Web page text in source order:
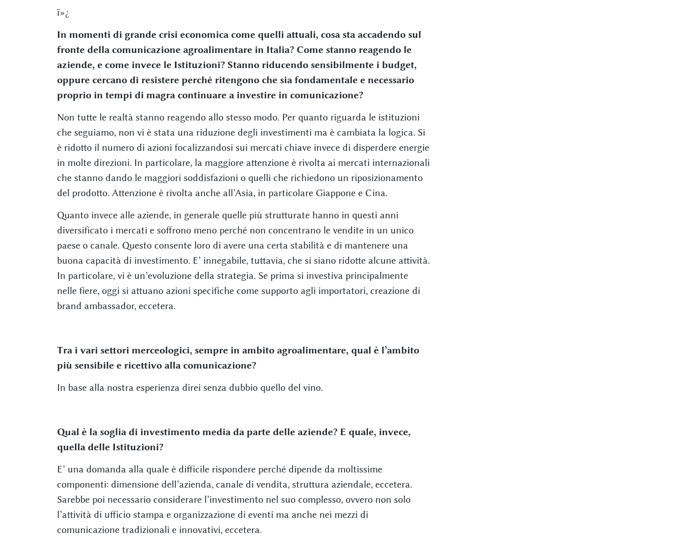
ï»¿
In momenti di grande crisi economica come quelli attuali, cosa sta accadendo sul
fronte della comunicazione agroalimentare in Italia? Come stanno reagendo le
aziende, e come invece le Istituzioni? Stanno riducendo sensibilmente i budget,
oppure cercano di resistere perché ritengono che sia fondamentale e necessario
proprio in tempi di magra continuare a investire in comunicazione?
Non tutte le realtà stanno reagendo allo stesso modo. Per quanto riguarda le istituzioni
che seguiamo, non vi è stata una riduzione degli investimenti ma è cambiata la logica. Si
è ridotto il numero di azioni focalizzandosi sui mercati chiave invece di disperdere energie
in molte direzioni. In particolare, la maggiore attenzione è rivolta ai mercati internazionali
che stanno dando le maggiori soddisfazioni o quelli che richiedono un riposizionamento
del prodotto. Attenzione è rivolta anche all’Asia, in particolare Giappone e Cina.
Quanto invece alle aziende, in generale quelle più strutturate hanno in questi anni
diversificato i mercati e soffrono meno perché non concentrano le vendite in un unico
paese o canale. Questo consente loro di avere una certa stabilità e di mantenere una
buona capacità di investimento. E’ innegabile, tuttavia, che si siano ridotte alcune attività.
In particolare, vi è un’evoluzione della strategia. Se prima si investiva principalmente
nelle fiere, oggi si attuano azioni specifiche come supporto agli importatori, creazione di
brand ambassador, eccetera.
Tra i vari settori merceologici, sempre in ambito agroalimentare, qual è l’ambito
più sensibile e ricettivo alla comunicazione?
In base alla nostra esperienza direi senza dubbio quello del vino.
Qual è la soglia di investimento media da parte delle aziende? E quale, invece,
quella delle Istituzioni?
E’ una domanda alla quale è difficile rispondere perché dipende da moltissime
componenti: dimensione dell’azienda, canale di vendita, struttura aziendale, eccetera.
Sarebbe poi necessario considerare l’investimento nel suo complesso, ovvero non solo
l’attività di ufficio stampa e organizzazione di eventi ma anche nei mezzi di
comunicazione tradizionali e innovativi, eccetera.